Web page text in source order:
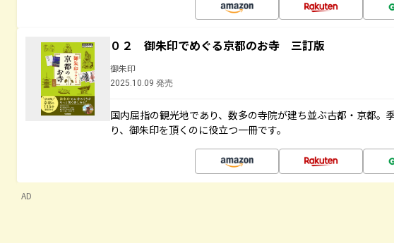
０２ 御朱印でめぐる京都のお寺 三訂版
御朱印
2025.10.09 発売
国内屈指の観光地であり、数多の寺院が建ち並ぶ古都・京都。
り、御朱印を頂くのに役立つ一冊です。
AD